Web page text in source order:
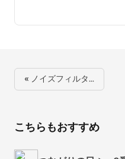
« ノイズフィルタ…
こちらもおすすめ